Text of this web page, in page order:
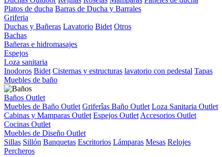
Platos de ducha Barras de Ducha y Barrales
Griferia
Duchas y Bañeras Lavatorio Bidet Otros
Bachas
Bañeras e hidromasajes
Espejos
Loza sanitaria
Inodoros Bidet Cisternas y estructuras lavatorio con pedestal Tapas
Muebles de baño
Baños Outlet
Muebles de Baño Outlet Griferîas Baño Outlet Loza Sanitaria Outlet
Cabinas y Mamparas Outlet Espejos Outlet Accesorios Outlet
Cocinas Outlet
Muebles de Diseño Outlet
Sillas Sillón Banquetas Escritorios Lámparas Mesas Relojes
Percheros